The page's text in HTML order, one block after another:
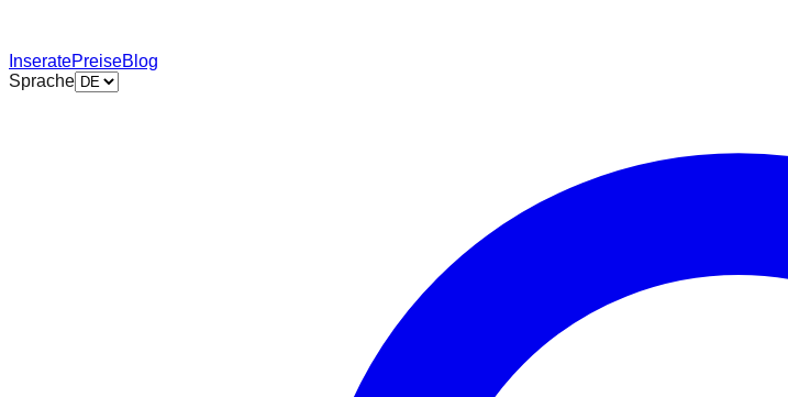
InseratePreiseBlog
Sprache